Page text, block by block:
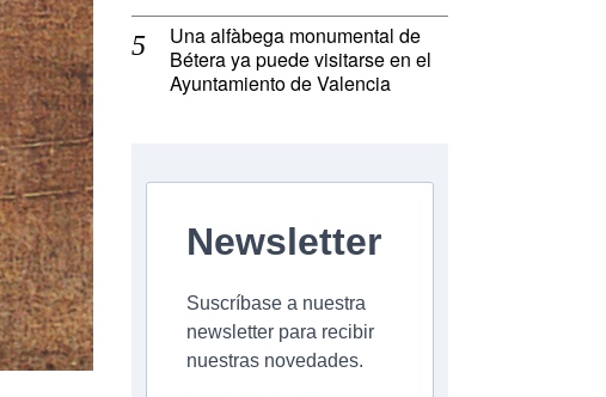
Una alfàbega monumental de
Bétera ya puede visitarse en el
Ayuntamiento de Valencia
Newsletter
Suscríbase a nuestra
newsletter para recibir
nuestras novedades.